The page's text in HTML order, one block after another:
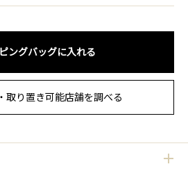
ングバッグに入れる
取り置き可能店舗を調べる